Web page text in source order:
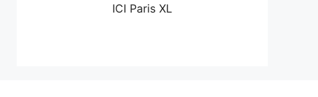
ICI Paris XL